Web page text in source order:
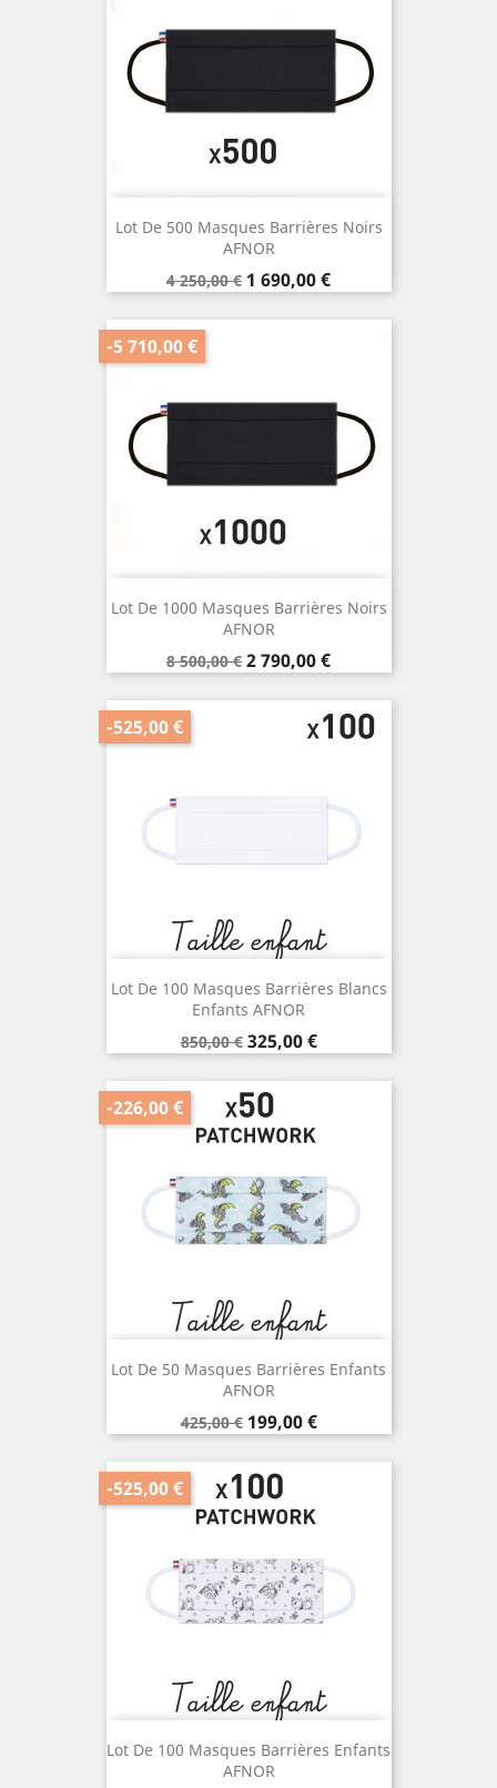
Lot De 500 Masques Barrières Noirs
AFNOR
Prix
de
base
4 250,00 € Prix
1 690,00 €
Lot De 1000 Masques Barrières Noirs
AFNOR
Prix
de
base
8 500,00 €
-5 710,00 €
Prix
2 790,00 €
Lot De 100 Masques Barrières Blancs
Enfants AFNOR
Prix
de
base
850,00 €
-525,00 €
Prix
325,00 €
Lot De 50 Masques Barrières Enfants
AFNOR
Prix
de
base
425,00 €
-226,00 €
Prix
199,00 €
Lot De 100 Masques Barrières Enfants
AFNOR
-525,00 €